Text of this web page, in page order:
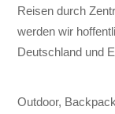
Reisen durch
werden wir
Deutschland und
Outdoor,